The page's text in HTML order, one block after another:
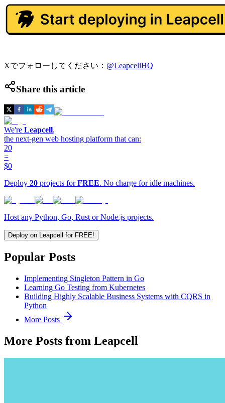
Xでフォローしてください： @LeapcellHQ
Share this article
We're Leapcell,
the next-gen web hosting platform that can:
20
=
$0
Deploy 20 projects forFREE. No charge for idle machines.
Host any Python, Go, Rust or Node.js projects.
Deploy on Leapcell for FREE!
Popular Posts
Implementing Singleton Pattern in Go
Learning Go Testing from Kubernetes
Building Highly Scalable Business Systems with CQRS in
Python
More Posts
More Posts from Leapcell